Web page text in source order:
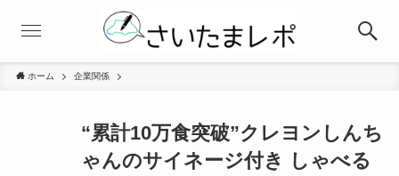
ホーム 企業関係
“累計10万食突破”クレヨンしんち
ゃんのサイネージ付き しゃべる